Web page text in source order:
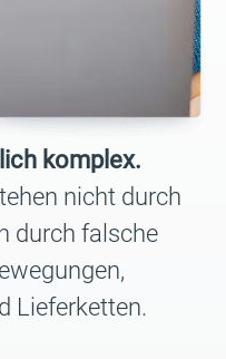
komplex.
nicht durch
durch falsche
Lieferketten.